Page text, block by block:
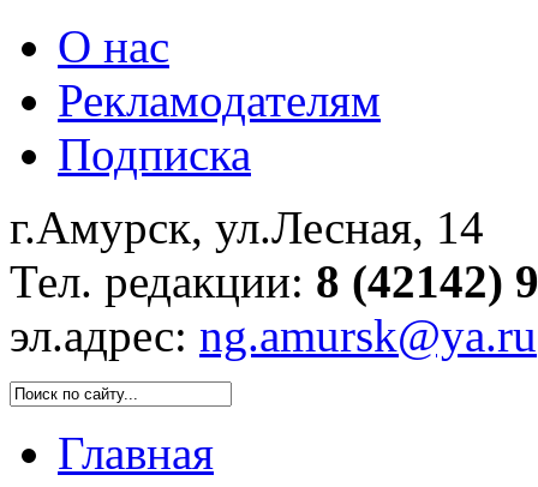
О нас
Рекламодателям
Подписка
г.Амурск, ул.Лесная, 14
Тел. редакции: 8 (42142)
эл.адрес: ng.amursk@ya.ru
Главная